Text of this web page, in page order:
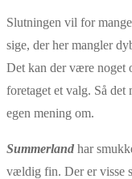
Slutningen vil for
sige, der her mangler
Det kan der være noget
foretaget et valg. Så det
egen mening om.
Summerland har
vældig fin. Der er visse